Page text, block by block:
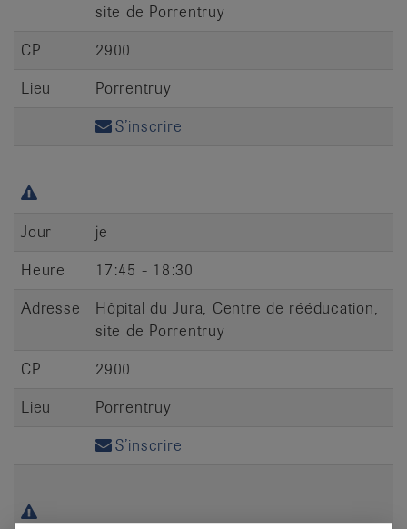
site de Porrentruy
CP
2900
Lieu
Porrentruy
S’inscrire
Jour
je
Heure
17:45 - 18:30
Adresse
Hôpital du Jura, Centre de rééducation,
site de Porrentruy
CP
2900
Lieu
Porrentruy
S’inscrire